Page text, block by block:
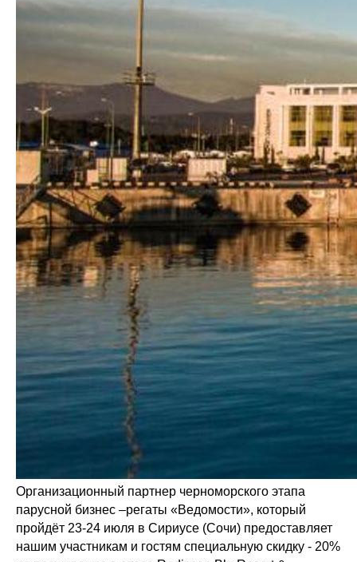
Организационный партнер черноморского этапа
парусной бизнес –регаты «Ведомости», который
пройдёт 23-24 июля в Сириусе (Сочи) предоставляет
нашим участникам и гостям специальную скидку - 20%